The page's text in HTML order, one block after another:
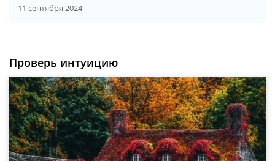
11 сентября 2024
Проверь интуицию